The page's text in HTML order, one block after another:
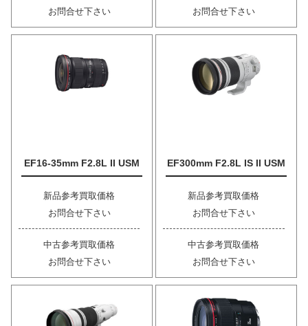
お問合せ下さい
お問合せ下さい
EF16-35mm F2.8L II USM
新品参考買取価格
お問合せ下さい
中古参考買取価格
お問合せ下さい
EF300mm F2.8L IS II USM
新品参考買取価格
お問合せ下さい
中古参考買取価格
お問合せ下さい